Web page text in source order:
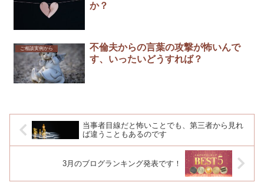
か？
ご相談実例から
不倫夫からの言葉の攻撃が怖いんで
す、いったいどうすれば？
当事者目線だと怖いことでも、第三者から見れ
ば違うこともあるのです
3月のブログランキング発表です！